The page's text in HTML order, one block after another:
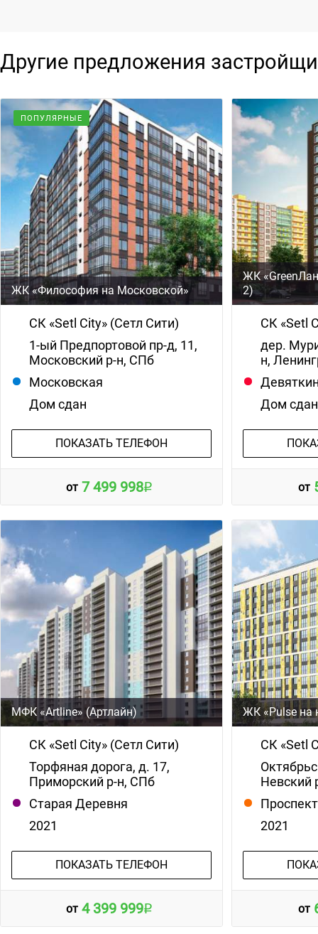
Другие предложения
ПОПУЛЯРНЫЕ
ЖК «Философия на Московской»
СК «Setl City» (Сетл Сити)
1-ый Предпортовой пр-д, 11,
Московский р-н, СПб
Московская
Дом сдан
ПОКАЗАТЬ ТЕЛЕФОН
от 7 499 998
ЖК
2)
СК «Setl
дер.
н,
Дом сдан
от
МФК «Artline» (Артлайн)
СК «Setl City» (Сетл Сити)
Торфяная дорога, д. 17,
Приморский р-н, СПб
Старая Деревня
2021
ПОКАЗАТЬ ТЕЛЕФОН
от 4 399 999
ЖК «Pulse на
СК «Setl
Невский
2021
от